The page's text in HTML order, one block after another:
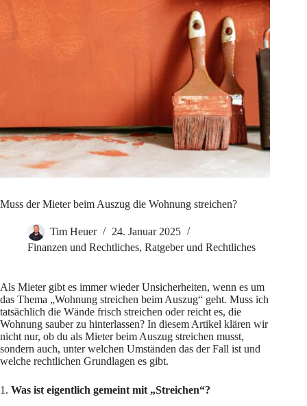
Muss der Mieter beim Auszug die Wohnung streichen?
Tim Heuer
24. Januar 2025
Finanzen und Rechtliches, Ratgeber und Rechtliches
Als Mieter gibt es immer wieder Unsicherheiten, wenn es um
das Thema „Wohnung streichen beim Auszug“ geht. Muss ich
tatsächlich die Wände frisch streichen oder reicht es, die
Wohnung sauber zu hinterlassen? In diesem Artikel klären wir
nicht nur, ob du als Mieter beim Auszug streichen musst,
sondern auch, unter welchen Umständen das der Fall ist und
welche rechtlichen Grundlagen es gibt.
1. Was ist eigentlich gemeint mit „Streichen“?